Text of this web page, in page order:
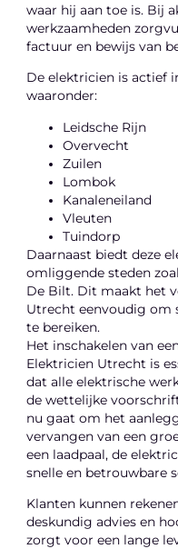
waar hij aan toe is. Bij
werkzaamheden
factuur en bewijs van
De elektricien is actief
waaronder:
Leidsche Rijn
Overvecht
Zuilen
Lombok
Kanaleneiland
Vleuten
Tuindorp
Daarnaast biedt deze
omliggende steden
De Bilt. Dit maakt het
Utrecht eenvoudig om
te bereiken.
Het inschakelen van
Elektricien Utrecht is
dat alle elektrische
de wettelijke
nu gaat om het
vervangen van een
een laadpaal, de
snelle en betrouwbare
Klanten kunnen
deskundig advies en
zorgt voor een lange